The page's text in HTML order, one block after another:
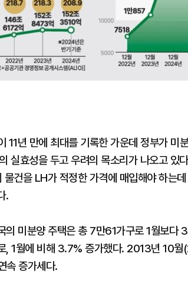
11년 만에 최대를 기록한 가운데 정부가 미
실효성을 두고 우려의 목소리가 나오고 있
건을 LH가 적정한 가격에 매입해야 하는
.
의 미분양 주택은 총 7만61가구로 1월보다
, 1월에 비해 3.7% 증가했다. 2013년 10
속 증가세다.